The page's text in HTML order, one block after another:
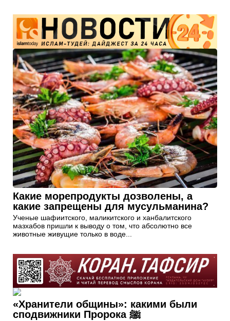
Какие морепродукты дозволены, а
какие запрещены для мусульманина?
Ученые шафиитского, маликитского и ханбалитского
мазхабов пришли к выводу о том, что абсолютно все
животные живущие только в воде...
«Хранители общины»: какими были
сподвижники Пророка ﷺ